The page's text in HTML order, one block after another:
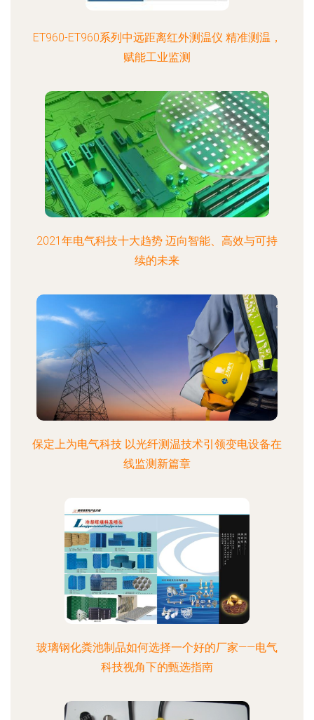
ET960-ET960系列中远距离红外测温仪 精准测温，
赋能工业监测
2021年电气科技十大趋势 迈向智能、高效与可持
续的未来
保定上为电气科技 以光纤测温技术引领变电设备在
线监测新篇章
玻璃钢化粪池制品如何选择一个好的厂家——电气
科技视角下的甄选指南